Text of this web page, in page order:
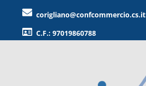
corigliano@confcommercio.cs.it
C.F.: 97019860788